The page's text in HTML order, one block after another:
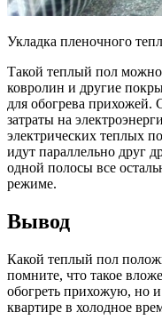
Укладка пленочного
Такой теплый пол можно
ковролин и другие
для обогрева прихожей.
затраты на
электрических теплых
идут параллельно друг
одной полосы все
режиме.
Вывод
Какой теплый пол
помните, что такое
обогреть прихожую, но
квартире в холодное